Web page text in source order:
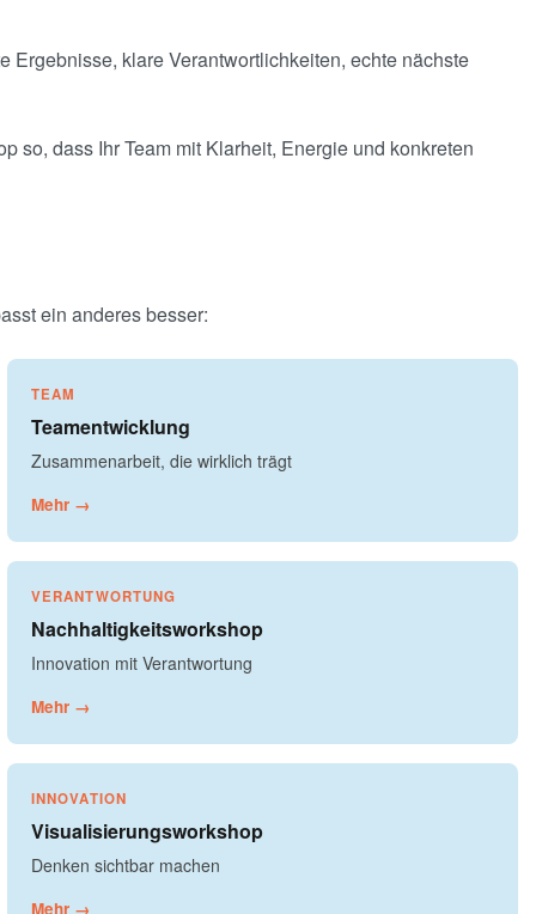
Ergebnisse, klare Verantwortlichkeiten, echte nächste
so, dass Ihr Team mit Klarheit, Energie und konkreten
ein anderes besser:
TEAM
Teamentwicklung
Zusammenarbeit, die wirklich trägt
Mehr →
VERANTWORTUNG
Nachhaltigkeitsworkshop
Innovation mit Verantwortung
Mehr →
INNOVATION
Visualisierungsworkshop
Denken sichtbar machen
Mehr →